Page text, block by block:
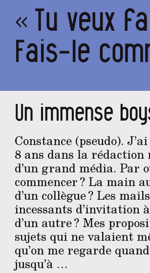
« Tu veux
Fais-le
Un immense
Constance (pseudo).
8 ans dans la rédaction
d’un grand média. Par
commencer ? La main
d’un collègue ? Les mails
incessants d’invitation
d’un autre ? Mes
sujets qui ne valaient
qu’on me regarde
jusqu’à …